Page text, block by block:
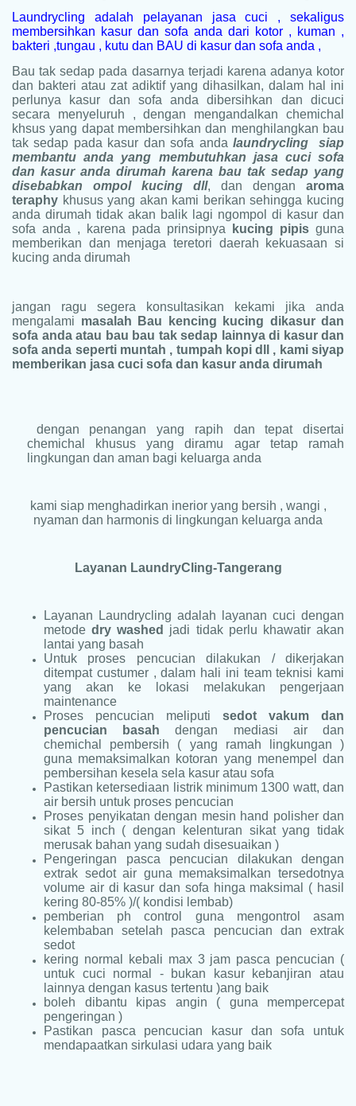
Laundrycling adalah pelayanan jasa cuci , sekaligus
membersihkan kasur dan sofa anda dari kotor , kuman ,
bakteri ,tungau , kutu dan BAU di kasur dan sofa anda ,
Bau tak sedap pada dasarnya terjadi karena adanya kotor
dan bakteri atau zat adiktif yang dihasilkan, dalam hal ini
perlunya kasur dan sofa anda dibersihkan dan dicuci
secara menyeluruh , dengan mengandalkan chemichal
khsus yang dapat membersihkan dan menghilangkan bau
tak sedap pada kasur dan sofa andalaundrycling siap
membantu anda yang membutuhkan jasa cuci sofa
dan kasur anda dirumah karena bau tak sedap yang
disebabkan ompol kucing dll, dan dengan aroma
teraphy khusus yang akan kami berikan sehingga kucing
anda dirumah tidak akan balik lagi ngompol di kasur dan
sofa anda , karena pada prinsipnya
kucing pipis guna
memberikan dan menjaga teretori daerah kekuasaan si
kucing anda dirumah
jangan ragu segera konsultasikan kekami jika anda
mengalami masalah Bau kencing kucing dikasur dan
sofa anda atau bau bau tak sedap lainnya di kasur dan
sofa anda seperti muntah , tumpah kopi dll , kami siyap
memberikan jasa cuci sofa dan kasur anda dirumah
dengan penangan yang rapih dan tepat disertai
chemichal khusus yang diramu agar tetap ramah
lingkungan dan aman bagi keluarga anda
kami siap menghadirkan inerior yang bersih , wangi ,
nyaman dan harmonis di lingkungan keluarga anda
Layanan LaundryCling-Tangerang
Layanan Laundrycling adalah layanan cuci dengan
metodedry washed
jadi tidak perlu khawatir akan
lantai yang basah
Untuk proses pencucian dilakukan / dikerjakan
ditempat custumer , dalam hali ini team teknisi kami
yang akan ke lokasi melakukan pengerjaan
maintenance
Proses pencucian meliputi sedot vakum dan
pencucian basah dengan mediasi air dan
chemichal pembersih ( yang ramah lingkungan )
guna memaksimalkan kotoran yang menempel dan
pembersihan kesela sela kasur atau sofa
Pastikan ketersediaan listrik minimum 1300 watt, dan
air bersih untuk proses pencucian
Proses penyikatan dengan mesin hand polisher dan
sikat 5 inch ( dengan kelenturan sikat yang tidak
merusak bahan yang sudah disesuaikan )
Pengeringan pasca pencucian dilakukan dengan
extrak sedot air guna memaksimalkan tersedotnya
volume air di kasur dan sofa hinga maksimal ( hasil
kering 80-85% )/( kondisi lembab)
pemberian ph control guna mengontrol asam
kelembaban setelah pasca pencucian dan extrak
sedot
kering normal kebali max 3 jam pasca pencucian (
untuk cuci normal - bukan kasur kebanjiran atau
lainnya dengan kasus tertentu )ang baik
boleh dibantu kipas angin ( guna mempercepat
pengeringan )
Pastikan pasca pencucian kasur dan sofa untuk
mendapaatkan sirkulasi udara yang baik